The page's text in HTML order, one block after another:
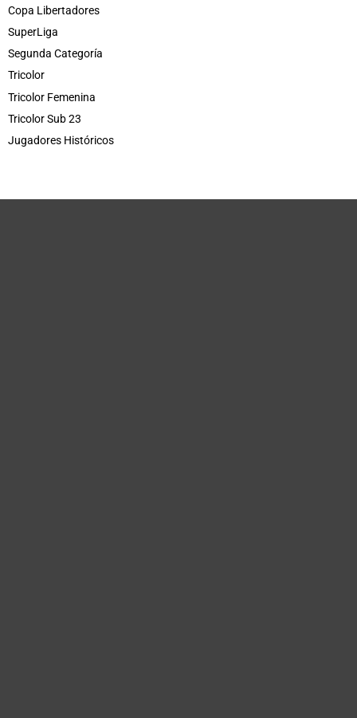
Copa Libertadores
SuperLiga
Segunda Categoría
Tricolor
Tricolor Femenina
Tricolor Sub 23
Jugadores Históricos